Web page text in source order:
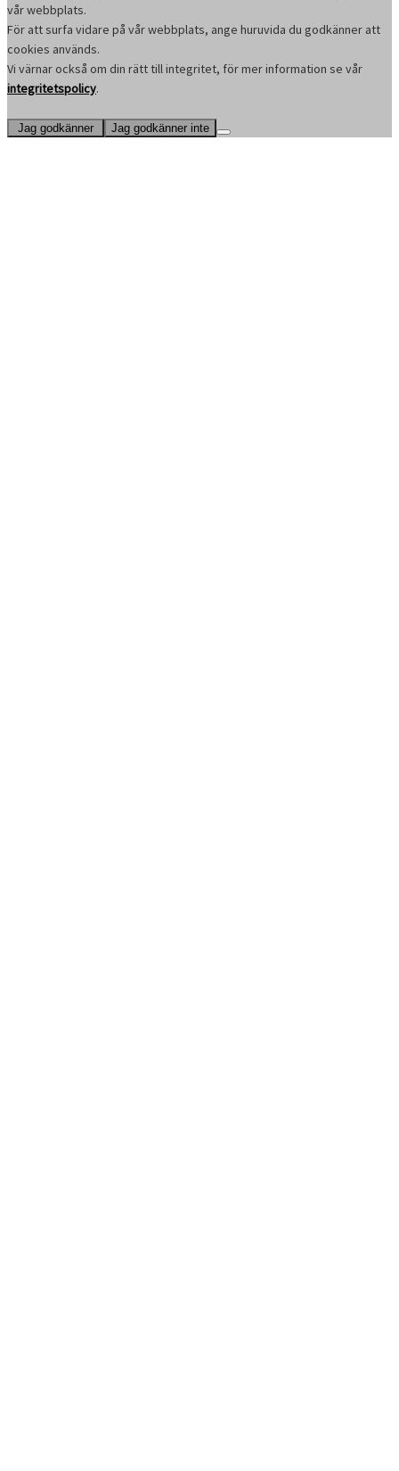
vår webbplats.
För att surfa vidare på vår webbplats, ange huruvida du godkänner att
cookies används.
Vi värnar också om din rätt till integritet, för mer information se vår
integritetspolicy.
Jag godkänner Jag godkänner inte